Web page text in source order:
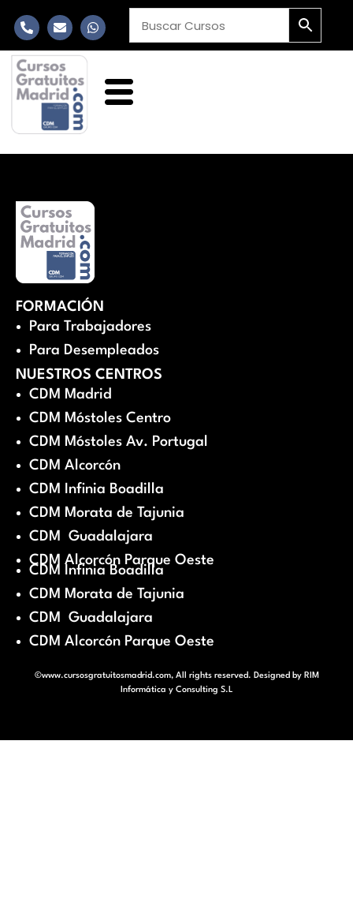
FORMACIÓN
Para Trabajadores
Para Desempleados
NUESTROS CENTROS
CDM Madrid
CDM Móstoles Centro
CDM Móstoles Av. Portugal
CDM Alcorcón
CDM Infinia Boadilla
CDM Morata de Tajunia
CDM Guadalajara
CDM Alcorcón Parque Oeste
CDM Infinia Boadilla
CDM Morata de Tajunia
CDM Guadalajara
CDM Alcorcón Parque Oeste
©www.cursosgratuitosmadrid.com, All rights reserved. Designed by RIM
Informática y Consulting S.L